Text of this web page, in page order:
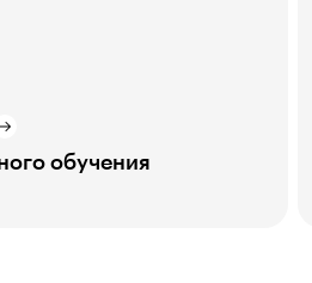
обучения